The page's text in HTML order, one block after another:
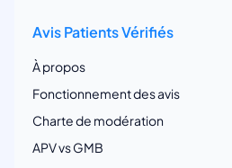
Avis Patients Vérifiés
À propos
Fonctionnement des avis
Charte de modération
APV vs GMB